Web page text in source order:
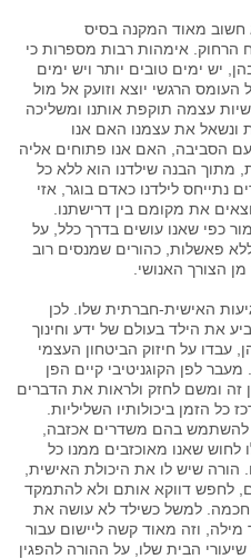
חשוב מאוד המקנה בסיס
הרחוק. אימהות רבות מספרות כי
יש ימים טובים יותר ויש ימים
הרגשי יוצא וזועק אל מול
עצמה תוקפת אותנו ומשליכה
ונשאל את עצמנו האם אנו
הסביבה, האם אנו פתוחים אליה
מתוך הבנה שילדנו הוא ללא כל
נתייחס לילדנו כאדם בוגר, אזי
את מקומם בין דרישתנו.
כפי שאנו עושים בדרך כלל, על
פאשלות, כהורים שמנסים רוב
הצורך האנושי.
האישית-חברתית שלו. לכן
את הילד בעולם של ידע וחינוך
עבדו על חיזוק הביטחון העצמי
לפן הקוגניטיבי קיים הפן
זה ומשם לחזק ולראות את הדברים
הזמן ביכולותיו השליליות.
להשתמש בהם משדרים אכזבה,
לחוש שאנו מאוכזבים ממנו כל
הורה שיש לו את היכולת האישית,
לחפש דווקא אותם ולא להתמקד
חכמה. למשל כשילד לא עושה את
וזה מאוד קשה ליישום עבור
הבית שלו, על ההורה להפגין